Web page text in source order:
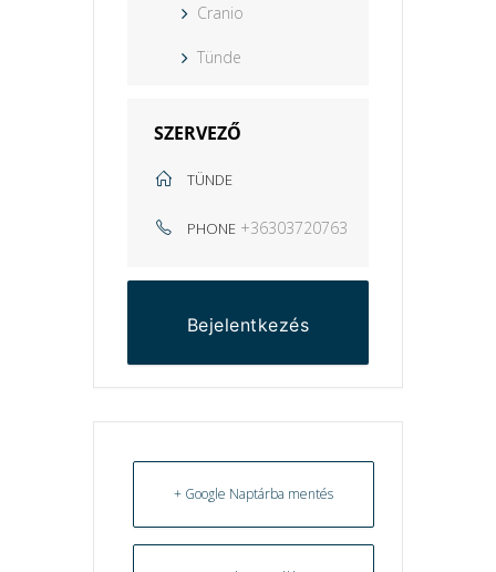
Cranio
Tünde
SZERVEZŐ
TÜNDE
PHONE +36303720763
Bejelentkezés
+ Google Naptárba mentés